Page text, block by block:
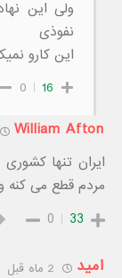
ولی این
نفوذی
این کارو
16
0
William Afton
ایران تنها
مردم قطع می کنه
33
0
امید